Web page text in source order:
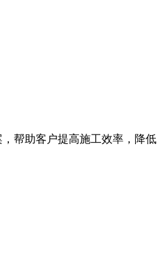
帮助客户提高施工效率，降低